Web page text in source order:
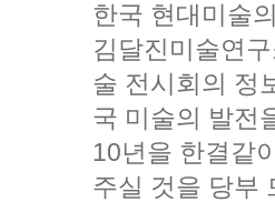
한국 현대미술
김달진미술연
술 전시회의 정
국 미술의 발전
10년을 한결같
주실 것을 당부